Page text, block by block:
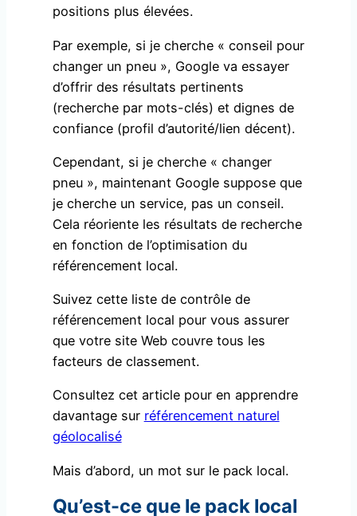
positions plus élevées.
Par exemple, si je cherche « conseil pour
changer un pneu », Google va essayer
d’offrir des résultats pertinents
(recherche par mots-clés) et dignes de
confiance (profil d’autorité/lien décent).
Cependant, si je cherche « changer
pneu », maintenant Google suppose que
je cherche un service, pas un conseil.
Cela réoriente les résultats de recherche
en fonction de l’optimisation du
référencement local.
Suivez cette liste de contrôle de
référencement local pour vous assurer
que votre site Web couvre tous les
facteurs de classement.
Consultez cet article pour en apprendre
davantage sur référencement naturel
géolocalisé
Mais d’abord, un mot sur le pack local.
Qu’est-ce que le pack local